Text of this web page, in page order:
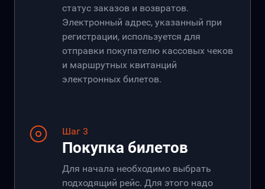
статус заказов и возвратов.
Электронный адрес, указанный при
регистрации, используется для
отправки покупателю кассовых чеков
и маршрутных квитанций
электронных билетов.
Шаг 3
Покупка билетов
Для начала необходимо выбрать
подходящий рейс. Для этого надо